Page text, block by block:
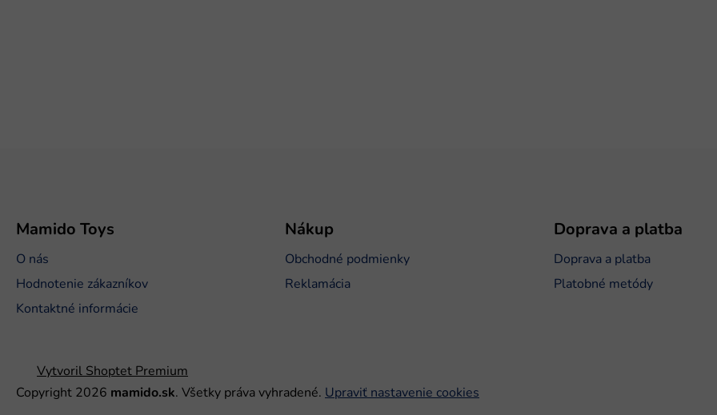
Mamido Toys
O nás
Hodnotenie zákazníkov
Kontaktné informácie
Nákup
Obchodné podmienky
Reklamácia
Doprava a platba
Doprava a platba
Platobné metódy
Vytvoril Shoptet Premium
Copyright 2026 mamido.sk. Všetky práva vyhradené. Upraviť nastavenie cookies